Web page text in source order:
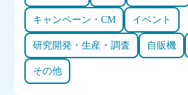
キャンペーン・CM イベント
研究開発・生産・調査 自販機
その他